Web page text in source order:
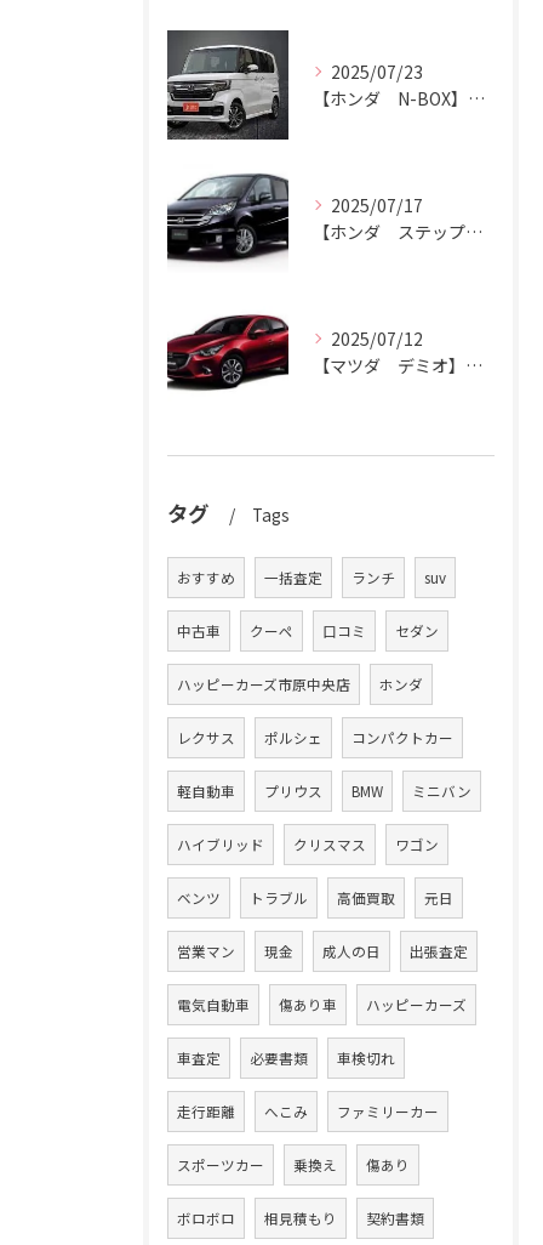
2025/07/23
【ホンダ N-BOX】N-BOXをハッピーカーズ市原中央店にお売りください。
2025/07/17
【ホンダ ステップワゴン】ハッピーカーズ市原中央店がステップワゴン買取ります。
2025/07/12
【マツダ デミオ】デミオの買取りはハッピーカーズ市原中央店におまかせ。
タグ Tags
おすすめ 一括査定 ランチ suv
中古車 クーペ 口コミ セダン
ハッピーカーズ市原中央店 ホンダ
レクサス ポルシェ コンパクトカー
軽自動車 プリウス BMW ミニバン
ハイブリッド クリスマス ワゴン
ベンツ トラブル 高価買取 元日
営業マン 現金 成人の日 出張査定
電気自動車 傷あり車 ハッピーカーズ
車査定 必要書類 車検切れ
走行距離 へこみ ファミリーカー
スポーツカー 乗換え 傷あり
ボロボロ 相見積もり 契約書類